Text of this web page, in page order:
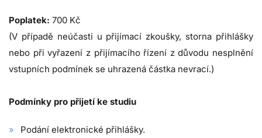
Poplatek: 700 Kč
(V případě neúčasti u přijímací zkoušky, storna přihlášky
nebo při vyřazení z přijímacího řízení z důvodu nesplnění
vstupních podmínek se uhrazená částka nevrací.)
Podmínky pro přijetí ke studiu
Podání elektronické přihlášky.